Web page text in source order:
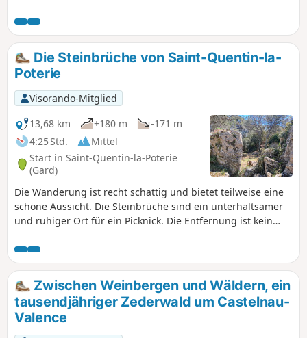
Die Steinbrüche von Saint-Quentin-la-
Poterie
Visorando-Mitglied
13,68 km
+180 m
-171 m
4:25 Std.
Mittel
Start in Saint-Quentin-la-Poterie
(Gard)
Die Wanderung ist recht schattig und bietet teilweise eine
schöne Aussicht. Die Steinbrüche sind ein unterhaltsamer
und ruhiger Ort für ein Picknick. Die Entfernung ist kein
sich also um eine für viele zugängliche Wanderung, mit
einem Besuch in Saint Quentin und seinen
Töpferwerkstätten als Bonus auf dem Rückweg!
Zwischen Weinbergen und Wäldern, ein
tausendjähriger Zederwald um Castelnau-
Valence